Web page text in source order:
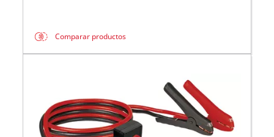
Comparar productos